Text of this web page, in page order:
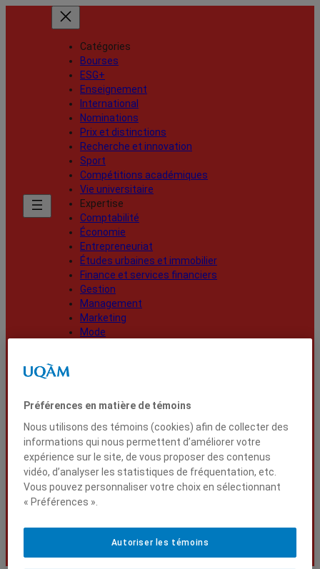
Catégories
Bourses
ESG+
Enseignement
International
Nominations
Prix et distinctions
Recherche et innovation
Sport
Compétitions académiques
Vie universitaire
Expertise
Comptabilité
Économie
Entrepreneuriat
Études urbaines et immobilier
Finance et services financiers
Gestion
Management
Marketing
Mode
Vie universitaire
Recherche et
innovation
International
Diplômés
Rechercher
Préférences en matière de témoins
Nous utilisons des témoins (cookies) afin de collecter des
informations qui nous permettent d’améliorer votre
expérience sur le site, de vous proposer des contenus
vidéo, d’analyser les statistiques de fréquentation, etc.
Vous pouvez personnaliser votre choix en sélectionnant
« Préférences ».
Autoriser les témoins